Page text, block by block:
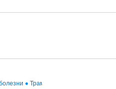
● Трамп отложил введение 50-